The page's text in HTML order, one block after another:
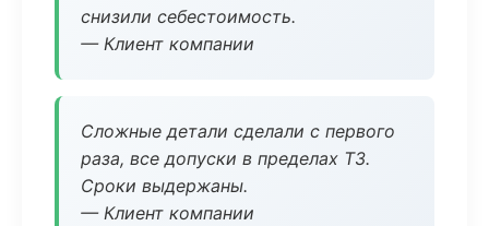
снизили себестоимость.
— Клиент компании
Сложные детали сделали с первого
раза, все допуски в пределах ТЗ.
Сроки выдержаны.
— Клиент компании